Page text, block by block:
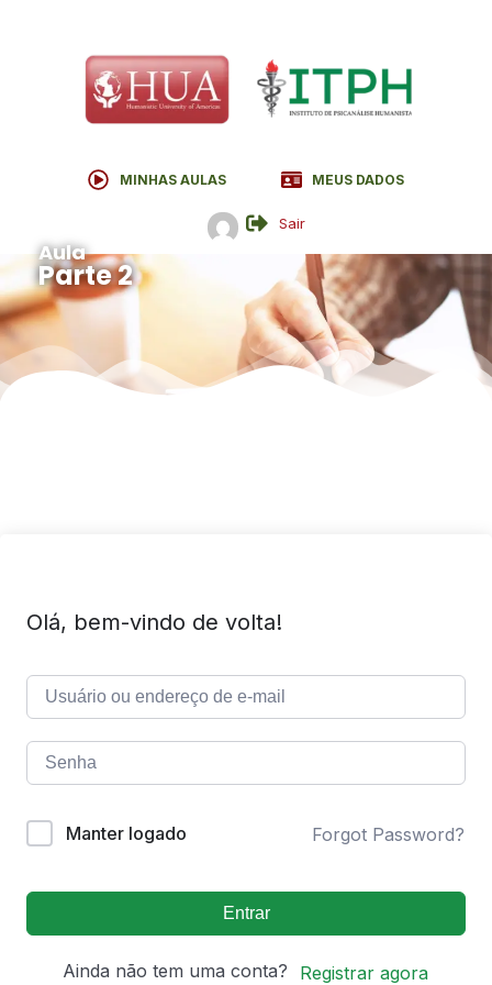
MINHAS AULAS MEUS DADOS
Sair
Aula
Parte 2
Olá, bem-vindo de volta!
Manter logado Forgot Password?
Entrar
Ainda não tem uma conta? Registrar agora